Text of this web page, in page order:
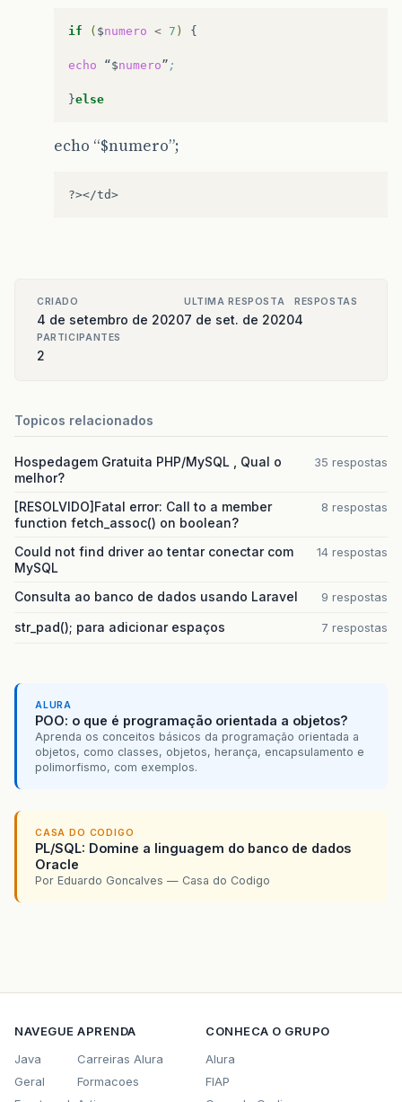
if ( $numero < 7 ) {
echo “$numero” ;
}else
echo “$numero”;
?></td>
CRIADO
4 de setembro de 2020
ULTIMA RESPOSTA
7 de set. de 2020
RESPOSTAS
4
PARTICIPANTES
2
Topicos relacionados
Hospedagem Gratuita PHP/MySQL , Qual o
melhor?
35 respostas
[RESOLVIDO]Fatal error: Call to a member
function fetch_assoc() on boolean?
8 respostas
Could not find driver ao tentar conectar com
MySQL
14 respostas
Consulta ao banco de dados usando Laravel 9 respostas
str_pad(); para adicionar espaços 7 respostas
ALURA
POO: o que é programação orientada a objetos?
Aprenda os conceitos básicos da programação orientada a
objetos, como classes, objetos, herança, encapsulamento e
polimorfismo, com exemplos.
CASA DO CODIGO
PL/SQL: Domine a linguagem do banco de dados
Oracle
Por Eduardo Goncalves — Casa do Codigo
NAVEGUE
Java
Geral
APRENDA
Carreiras Alura
Formacoes
CONHECA O GRUPO
Alura
FIAP